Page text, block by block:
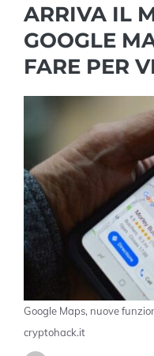
ARRIVA IL
GOOGLE
FARE PER
Google Maps, nuove
cryptohack.it